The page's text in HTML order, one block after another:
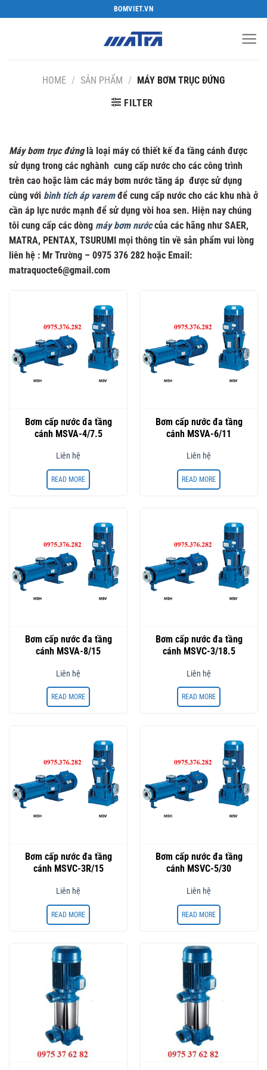
qua
BOMVIET.VN
HOME / SẢN PHẨM / MÁY BƠM TRỤC ĐỨNG
FILTER
Máy bơm trục đứnglà loại máy có thiết kế đa tầng cánh được
sử dụng trong các nghành cung cấp nước cho các công trình
trên cao hoặc làm các máy bơm nước tăng áp được sử dụng
cùng với bình tích áp varemđể cung cấp nước cho các khu nhà ở
cần áp lực nước mạnh để sử dụng vòi hoa sen. Hiện nay chúng
tôi cung cấp các dòng máy bơm nướccủa các hãng như SAER,
MATRA, PENTAX, TSURUMI mọi thông tin về sản phẩm vui lòng
liên hệ : Mr Trường – 0975 376 282 hoặc Email:
matraquocte6@gmail.com
Bơm cấp nước đa tầng
cánh MSVA-4/7.5
Liên hệ
READ MORE
Bơm cấp nước đa tầng
cánh MSVA-6/11
Liên hệ
READ MORE
Bơm cấp nước đa tầng
cánh MSVA-8/15
Liên hệ
READ MORE
Bơm cấp nước đa tầng
cánh MSVC-3/18.5
Liên hệ
READ MORE
Bơm cấp nước đa tầng
cánh MSVC-3R/15
Liên hệ
READ MORE
Bơm cấp nước đa tầng
cánh MSVC-5/30
Liên hệ
READ MORE